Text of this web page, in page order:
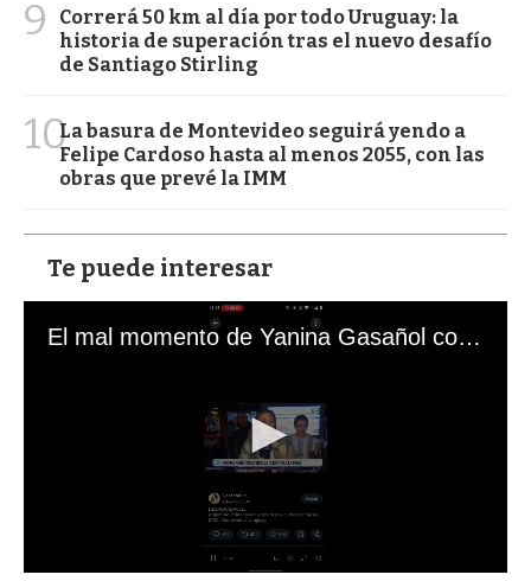
9
Correrá 50 km al día por todo Uruguay: la
historia de superación tras el nuevo desafío
de Santiago Stirling
10La basura de Montevideo seguirá yendo a
Felipe Cardoso hasta al menos 2055, con las
obras que prevé la IMM
Te puede interesar
El mal momento de Yanina Gasañol con un hincha argentino en "Subrayado"